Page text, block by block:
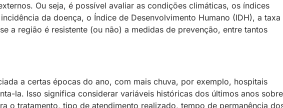
Ou seja, é possível avaliar as condições climáticas, os índices
da doença, o Índice de Desenvolvimento Humano (IDH), a taxa
a região é resistente (ou não) a medidas de prevenção, entre tantos
a certas épocas do ano, com mais chuva, por exemplo, hospitais
la. Isso significa considerar variáveis históricas dos últimos anos sobre
o tratamento, tipo de atendimento realizado, tempo de permanência